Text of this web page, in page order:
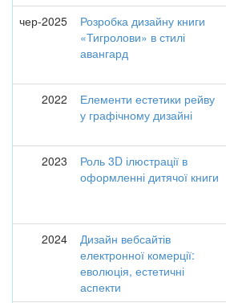
чер-2025
Розробка дизайну книги
«Тигролови» в стилі
авангард
2022
Елементи естетики рейву
у графічному дизайні
2023
Роль 3D ілюстрації в
оформленні дитячої книги
2024
Дизайн вебсайтів
електронної комерції:
еволюція, естетичні
аспекти